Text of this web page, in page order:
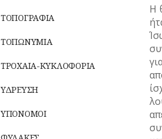
ΤΟΠΟΓΡΑΦΙΑ
ΤΟΠΩΝΥΜΙΑ
ΤΡΟΧΑΙΑ-ΚΥΚΛΟΦΟΡΙΑ
ΥΔΡΕΥΣΗ
ΥΠΟΝΟΜΟΙ
Η